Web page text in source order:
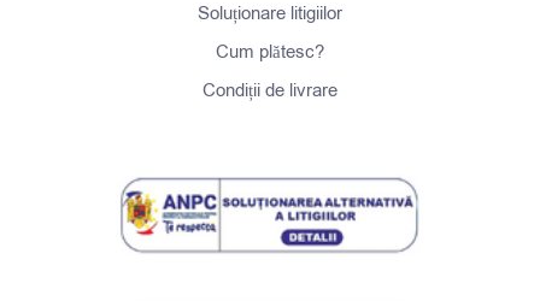
Soluționare litigiilor
Cum plătesc?
Condiții de livrare